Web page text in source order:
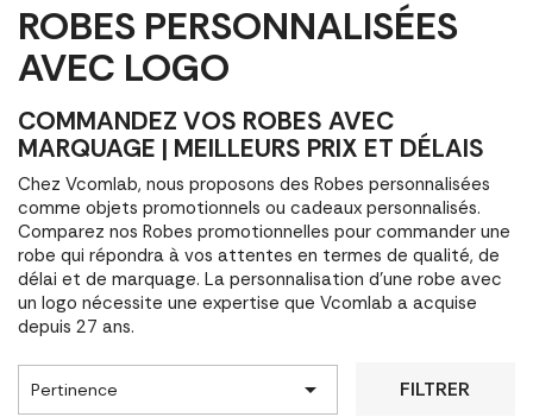
ROBES PERSONNALISÉES
AVEC LOGO
COMMANDEZ VOS ROBES AVEC
MARQUAGE | MEILLEURS PRIX ET DÉLAIS
Chez Vcomlab, nous proposons des Robes personnalisées
comme objets promotionnels ou cadeaux personnalisés.
Comparez nos Robes promotionnelles pour commander une
robe qui répondra à vos attentes en termes de qualité, de
délai et de marquage. La personnalisation d'une robe avec
un logo nécessite une expertise que Vcomlab a acquise
depuis 27 ans.
Pertinence  FILTRER